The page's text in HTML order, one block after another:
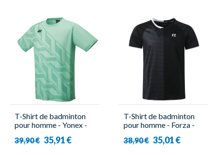
T-Shirt de badminton
pour homme - Yonex -
39,90 € 35,91 €
T-Shirt de badminton
pour homme - Forza -
38,90 € 35,01 €